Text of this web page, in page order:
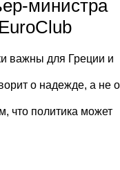
министра
важны для Греции и
о надежде, а не
что политика может